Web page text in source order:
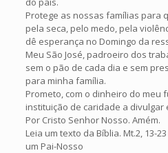
Protege as nossas famílias para
pela seca, pelo medo, pela
dê esperança no Domingo da
Meu São José, padroeiro dos
sem o pão de cada dia e sem
para minha família.
Prometo, com o dinheiro do meu
instituição de caridade a divulgar
Por Cristo Senhor Nosso. Amém.
Leia um texto da Bíblia. Mt.2, 13-
um Pai-Nosso